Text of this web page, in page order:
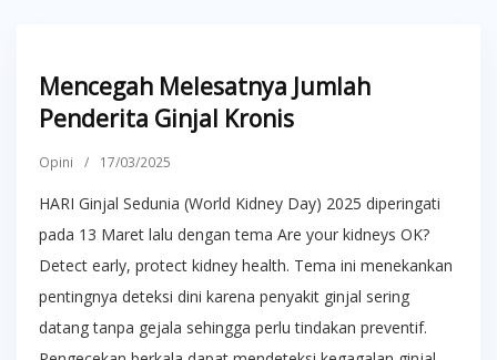
Mencegah Melesatnya Jumlah
Penderita Ginjal Kronis
Opini / 17/03/2025
HARI Ginjal Sedunia (World Kidney Day) 2025 diperingati
pada 13 Maret lalu dengan tema Are your kidneys OK?
Detect early, protect kidney health. Tema ini menekankan
pentingnya deteksi dini karena penyakit ginjal sering
datang tanpa gejala sehingga perlu tindakan preventif.